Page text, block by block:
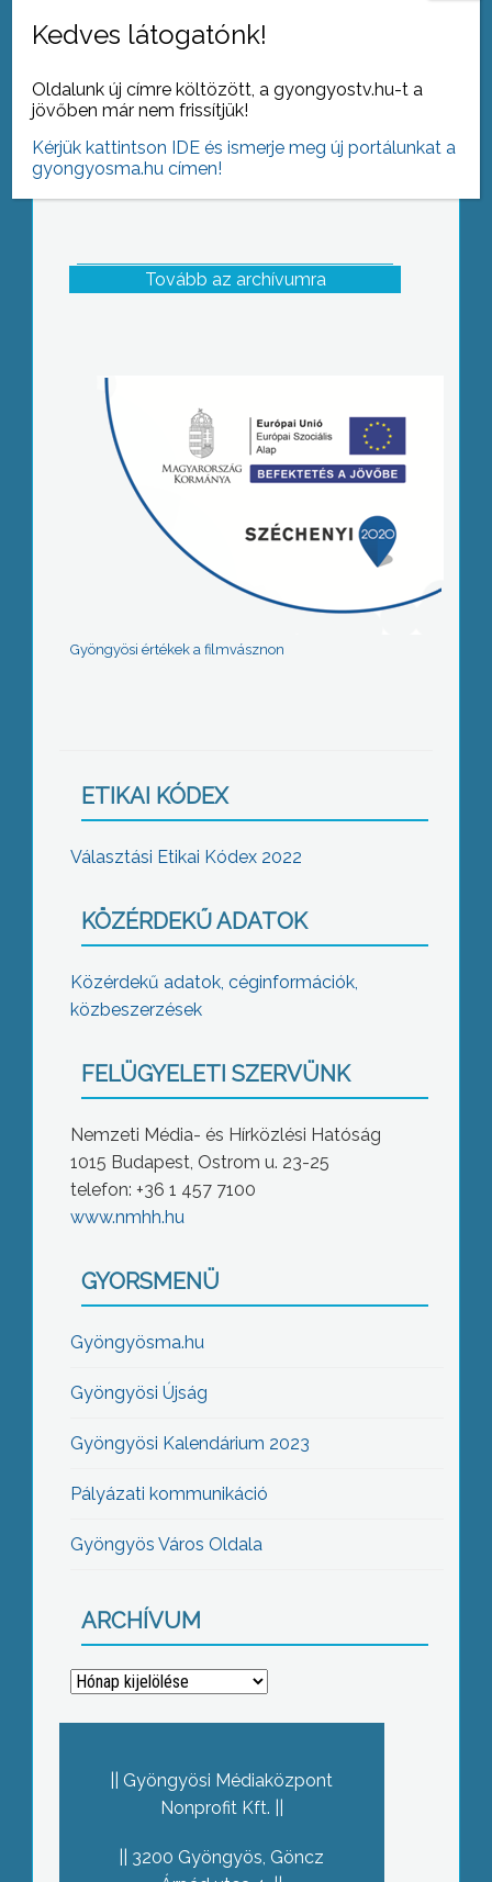
Tovább az archívumra
Gyöngyösi értékek a filmvásznon
ETIKAI KÓDEX
Választási Etikai Kódex 2022
KÖZÉRDEKŰ ADATOK
Közérdekű adatok, céginformációk,
közbeszerzések
FELÜGYELETI SZERVÜNK
Nemzeti Média- és Hírközlési Hatóság
1015 Budapest, Ostrom u. 23-25
telefon: +36 1 457 7100
www.nmhh.hu
GYORSMENÜ
Gyöngyösma.hu
Gyöngyösi Újság
Gyöngyösi Kalendárium 2023
Pályázati kommunikáció
Gyöngyös Város Oldala
ARCHÍVUM
Archívum
Gyöngyösi Médiaközpont
Nonprofit Kft.
3200 Gyöngyös, Göncz
Kedves látogatónk!
Oldalunk új címre költözött, a gyongyostv.hu-t a
jövőben már nem frissítjük!
Kérjük kattintson IDE és ismerje meg új portálunkat a
gyongyosma.hu címen!